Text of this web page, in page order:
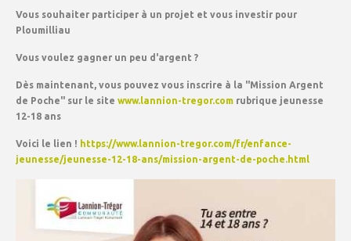
Vous souhaiter participer à un projet et vous investir pour
Ploumilliau
Vous voulez gagner un peu d'argent ?
Dès maintenant, vous pouvez vous inscrire à la "Mission Argent
de Poche" sur le site www.lannion-tregor.com rubrique jeunesse
12-18 ans
Voici le lien ! https://www.lannion-tregor.com/fr/enfance-
jeunesse/jeunesse-12-18-ans/mission-argent-de-poche.html